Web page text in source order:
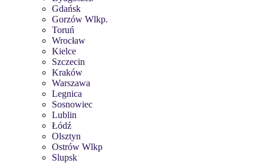
Gdańsk
Gorzów Wlkp.
Toruń
Wrocław
Kielce
Szczecin
Kraków
Warszawa
Legnica
Sosnowiec
Lublin
Łódź
Olsztyn
Ostrów Wlkp
Slupsk